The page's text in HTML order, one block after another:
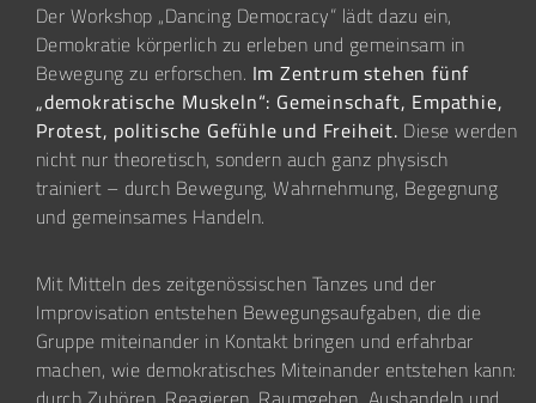
Der Workshop „Dancing Democracy“ lädt dazu ein,
Demokratie körperlich zu erleben und gemeinsam in
Bewegung zu erforschen. Im Zentrum stehen fünf
„demokratische Muskeln“: Gemeinschaft, Empathie,
Protest, politische Gefühle und Freiheit. Diese werden
nicht nur theoretisch, sondern auch ganz physisch
trainiert – durch Bewegung, Wahrnehmung, Begegnung
und gemeinsames Handeln.
Mit Mitteln des zeitgenössischen Tanzes und der
Improvisation entstehen Bewegungsaufgaben, die die
Gruppe miteinander in Kontakt bringen und erfahrbar
machen, wie demokratisches Miteinander entstehen kann: